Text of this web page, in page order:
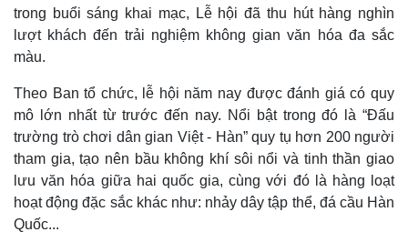
trong buổi sáng khai mạc, Lễ hội đã thu hút hàng nghìn
lượt khách đến trải nghiệm không gian văn hóa đa sắc
màu.
Theo Ban tổ chức, lễ hội năm nay được đánh giá có quy
mô lớn nhất từ trước đến nay. Nổi bật trong đó là “Đấu
trường trò chơi dân gian Việt - Hàn” quy tụ hơn 200 người
tham gia, tạo nên bầu không khí sôi nổi và tinh thần giao
lưu văn hóa giữa hai quốc gia, cùng với đó là hàng loạt
hoạt động đặc sắc khác như: nhảy dây tập thể, đá cầu Hàn
Quốc...